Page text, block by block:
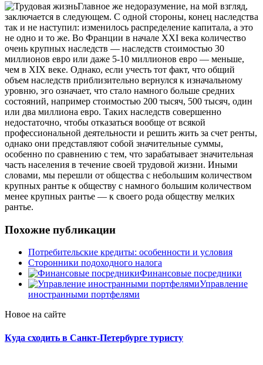
Главное же недоразумение, на мой взгляд,
заключается в следующем. С одной стороны, конец наследства
так и не наступил: изменилось распределение капитала, а это
не одно и то же. Во Франции в начале XXI века количество
очень крупных наследств — наследств стоимостью 30
миллионов евро или даже 5-10 миллионов евро — меньше,
чем в XIX веке. Однако, если учесть тот факт, что общий
объем наследств приблизительно вернулся к изначальному
уровню, эго означает, что стало намного больше средних
состояний, например стоимостью 200 тысяч, 500 тысяч, один
или два миллиона евро. Таких наследств совершенно
недостаточно, чтобы отказаться вообще от всякой
профессиональной деятельности и решить жить за счет ренты,
однако они представляют собой значительные суммы,
особенно по сравнению с тем, что зарабатывает значительная
часть населения в течение своей трудовой жизни. Иными
словами, мы перешли от общества с небольшим количеством
крупных рантье к обществу с намного большим количеством
менее крупных рантье — к своего рода обществу мелких
рантье.
Похожие публикации
Потребительские кредиты: особенности и условия
Сторонники подоходного налога
Финансовые посредники
Управление
иностранными портфелями
Новое на сайте
Куда сходить в Санкт-Петербурге туристу